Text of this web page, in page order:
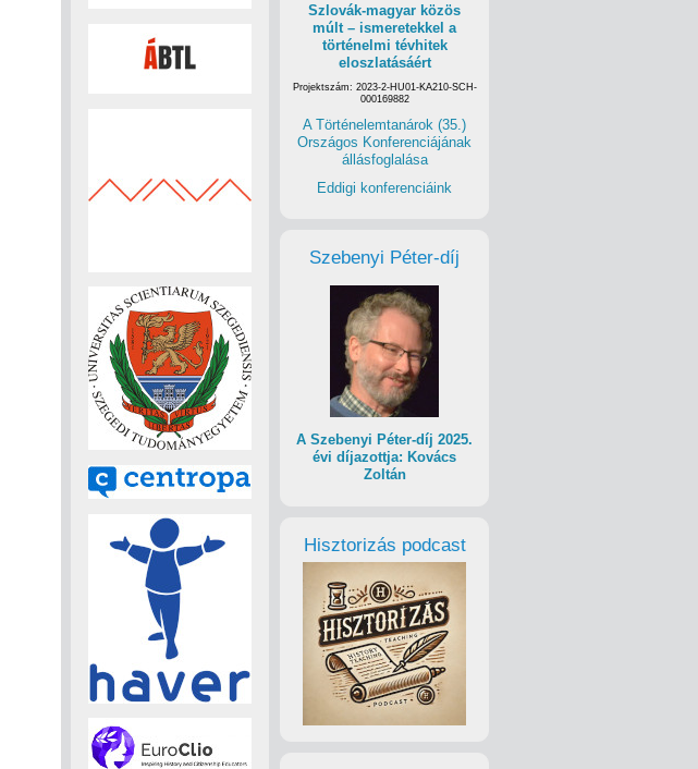
Szlovák-magyar közös
múlt – ismeretekkel a
történelmi tévhitek
eloszlatásáért
Projektszám: 2023-2-HU01-KA210-SCH-
000169882
A Történelemtanárok (35.)
Országos Konferenciájának
állásfoglalása
Eddigi konferenciáink
Szebenyi Péter-díj
A Szebenyi Péter-díj 2025.
évi díjazottja: Kovács
Zoltán
Hisztorizás podcast